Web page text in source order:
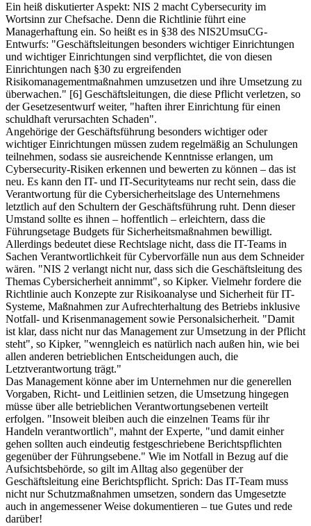
Ein heiß diskutierter Aspekt: NIS 2 macht Cybersecurity im
Wortsinn zur Chefsache. Denn die Richtlinie führt eine
Managerhaftung ein. So heißt es in §38 des NIS2UmsuCG-
Entwurfs: "Geschäftsleitungen besonders wichtiger Einrichtungen
und wichtiger Einrichtungen sind verpflichtet, die von diesen
Einrichtungen nach §30 zu ergreifenden
Risikomanagementmaßnahmen umzusetzen und ihre Umsetzung zu
überwachen." [6] Geschäftsleitungen, die diese Pflicht verletzen, so
der Gesetzesentwurf weiter, "haften ihrer Einrichtung für einen
schuldhaft verursachten Schaden".
Angehörige der Geschäftsführung besonders wichtiger oder
wichtiger Einrichtungen müssen zudem regelmäßig an Schulungen
teilnehmen, sodass sie ausreichende Kenntnisse erlangen, um
Cybersecurity-Risiken erkennen und bewerten zu können – das ist
neu. Es kann den IT- und IT-Securityteams nur recht sein, dass die
Verantwortung für die Cybersicherheitslage des Unternehmens
letztlich auf den Schultern der Geschäftsführung ruht. Denn dieser
Umstand sollte es ihnen – hoffentlich – erleichtern, dass die
Führungsetage Budgets für Sicherheitsmaßnahmen bewilligt.
Allerdings bedeutet diese Rechtslage nicht, dass die IT-Teams in
Sachen Verantwortlichkeit für Cybervorfälle nun aus dem Schneider
wären. "NIS 2 verlangt nicht nur, dass sich die Geschäftsleitung des
Themas Cybersicherheit annimmt", so Kipker. Vielmehr fordere die
Richtlinie auch Konzepte zur Risikoanalyse und Sicherheit für IT-
Systeme, Maßnahmen zur Aufrechterhaltung des Betriebs inklusive
Notfall- und Krisenmanagement sowie Personalsicherheit. "Damit
ist klar, dass nicht nur das Management zur Umsetzung in der Pflicht
steht", so Kipker, "wenngleich es natürlich nach außen hin, wie bei
allen anderen betrieblichen Entscheidungen auch, die
Letztverantwortung trägt."
Das Management könne aber im Unternehmen nur die generellen
Vorgaben, Richt- und Leitlinien setzen, die Umsetzung hingegen
müsse über alle betrieblichen Verantwortungsebenen verteilt
erfolgen. "Insoweit bleiben auch die einzelnen Teams für ihr
Handeln verantwortlich", mahnt der Experte, "und damit einher
gehen sollten auch eindeutig festgeschriebene Berichtspflichten
gegenüber der Führungsebene." Wie im Notfall in Bezug auf die
Aufsichtsbehörde, so gilt im Alltag also gegenüber der
Geschäftsleitung eine Berichtspflicht. Sprich: Das IT-Team muss
nicht nur Schutzmaßnahmen umsetzen, sondern das Umgesetzte
auch in angemessener Weise dokumentieren – tue Gutes und rede
darüber!